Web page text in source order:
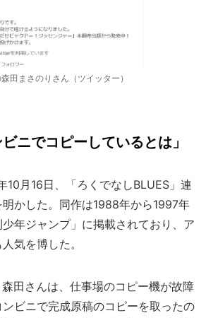
田まさのりさん（ツイッター）
ビニでコピーしているとは」
月16日、「ろくでなしBLUES」連
かした。同作は1988年から1997年
年ジャンプ」に掲載されており、ア
気を博した。
田さんは、仕事場のコピー機が故障
ビニで完成原稿のコピーを取ったの